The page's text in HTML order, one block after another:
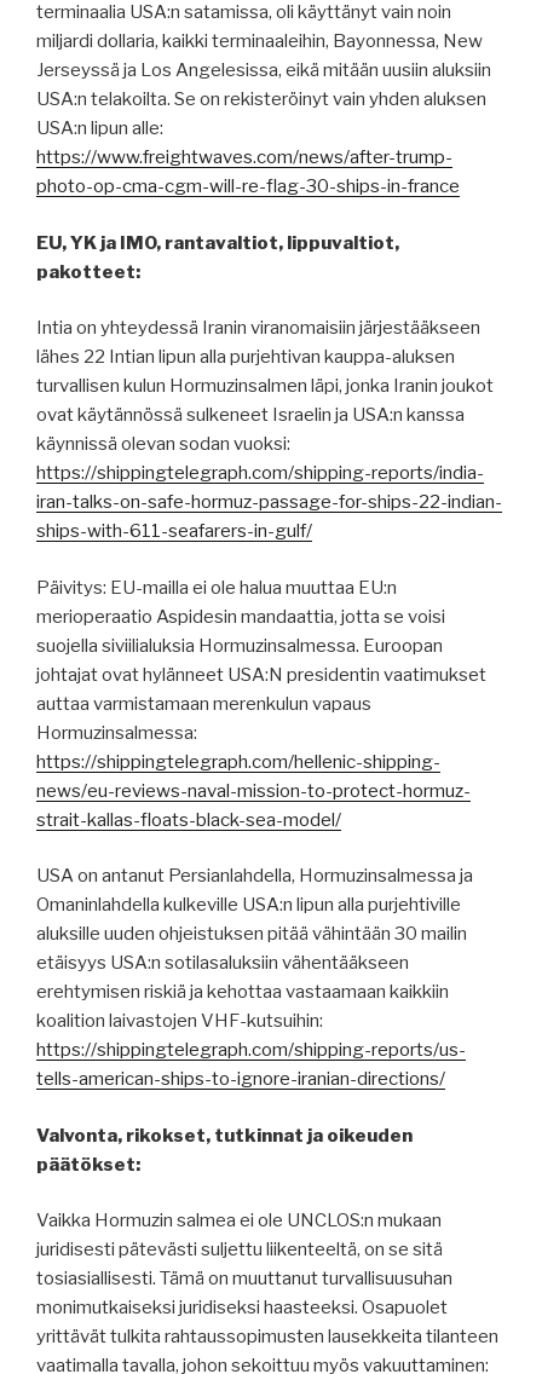
terminaalia USA:n satamissa, oli käyttänyt vain noin
miljardi dollaria, kaikki terminaaleihin, Bayonnessa, New
Jerseyssä ja Los Angelesissa, eikä mitään uusiin aluksiin
USA:n telakoilta. Se on rekisteröinyt vain yhden aluksen
USA:n lipun alle:
https://www.freightwaves.com/news/after-trump-
photo-op-cma-cgm-will-re-flag-30-ships-in-france
EU, YK ja IMO, rantavaltiot, lippuvaltiot,
pakotteet:
Intia on yhteydessä Iranin viranomaisiin järjestääkseen
lähes 22 Intian lipun alla purjehtivan kauppa-aluksen
turvallisen kulun Hormuzinsalmen läpi, jonka Iranin joukot
ovat käytännössä sulkeneet Israelin ja USA:n kanssa
käynnissä olevan sodan vuoksi:
https://shippingtelegraph.com/shipping-reports/india-
iran-talks-on-safe-hormuz-passage-for-ships-22-indian-
ships-with-611-seafarers-in-gulf/
Päivitys: EU-mailla ei ole halua muuttaa EU:n
merioperaatio Aspidesin mandaattia, jotta se voisi
suojella siviilialuksia Hormuzinsalmessa. Euroopan
johtajat ovat hylänneet USA:N presidentin vaatimukset
auttaa varmistamaan merenkulun vapaus
Hormuzinsalmessa:
https://shippingtelegraph.com/hellenic-shipping-
news/eu-reviews-naval-mission-to-protect-hormuz-
strait-kallas-floats-black-sea-model/
USA on antanut Persianlahdella, Hormuzinsalmessa ja
Omaninlahdella kulkeville USA:n lipun alla purjehtiville
aluksille uuden ohjeistuksen pitää vähintään 30 mailin
etäisyys USA:n sotilasaluksiin vähentääkseen
erehtymisen riskiä ja kehottaa vastaamaan kaikkiin
koalition laivastojen VHF-kutsuihin:
https://shippingtelegraph.com/shipping-reports/us-
tells-american-ships-to-ignore-iranian-directions/
Valvonta, rikokset, tutkinnat ja oikeuden
päätökset:
Vaikka Hormuzin salmea ei ole UNCLOS:n mukaan
juridisesti pätevästi suljettu liikenteeltä, on se sitä
tosiasiallisesti. Tämä on muuttanut turvallisuusuhan
monimutkaiseksi juridiseksi haasteeksi. Osapuolet
yrittävät tulkita rahtaussopimusten lausekkeita tilanteen
vaatimalla tavalla, johon sekoittuu myös vakuuttaminen: